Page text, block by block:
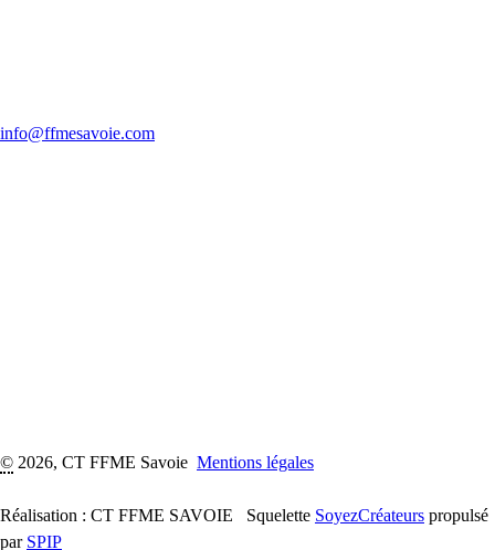
info@ffmesavoie.com
© 2026, CT FFME Savoie Mentions légales
Réalisation : CT FFME SAVOIE Squelette SoyezCréateurs propulsé
par SPIP